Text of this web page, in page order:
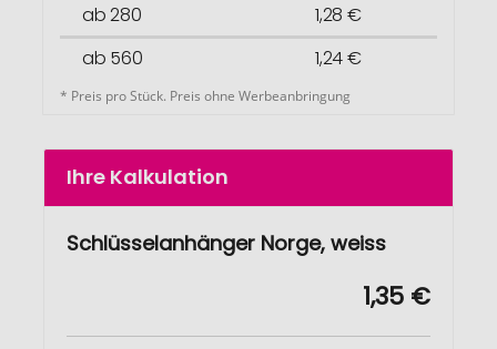
ab 280
1,28 €
ab 560
1,24 €
* Preis pro Stück. Preis ohne Werbeanbringung
Ihre Kalkulation
Schlüsselanhänger Norge, weiss
1,35 €